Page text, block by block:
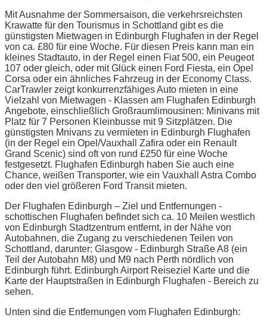
Mit Ausnahme der Sommersaison, die verkehrsreichsten
Krawatte für den Tourismus in Schottland gibt es die
günstigsten Mietwagen in Edinburgh Flughafen in der Regel
von ca. £80 für eine Woche. Für diesen Preis kann man ein
kleines Stadtauto, in der Regel einen Fiat 500, ein Peugeot
107 oder gleich, oder mit Glück einen Ford Fiesta, ein Opel
Corsa oder ein ähnliches Fahrzeug in der Economy Class.
CarTrawler zeigt konkurrenzfähiges Auto mieten in eine
Vielzahl von Mietwagen - Klassen am Flughafen Edinburgh
Angebote, einschließlich Großraumlimousinen: Minivans mit
Platz für 7 Personen Kleinbusse mit 9 Sitzplätzen. Die
günstigsten Mnivans zu vermieten in Edinburgh Flughafen
(in der Regel ein Opel/Vauxhall Zafira oder ein Renault
Grand Scenic) sind oft von rund £250 für eine Woche
festgesetzt. Flughafen Edinburgh haben Sie auch eine
Chance, weißen Transporter, wie ein Vauxhall Astra Combo
oder den viel größeren Ford Transit mieten.
Der Flughafen Edinburgh – Ziel und Entfernungen -
schottischen Flughafen befindet sich ca. 10 Meilen westlich
von Edinburgh Stadtzentrum entfernt, in der Nähe von
Autobahnen, die Zugang zu verschiedenen Teilen von
Schottland, darunter: Glasgow - Edinburgh Straße A8 (ein
Teil der Autobahn M8) und M9 nach Perth nördlich von
Edinburgh führt. Edinburgh Airport Reiseziel Karte und die
Karte der Hauptstraßen in Edinburgh Flughafen - Bereich zu
sehen.
Unten sind die Entfernungen vom Flughafen Edinburgh: